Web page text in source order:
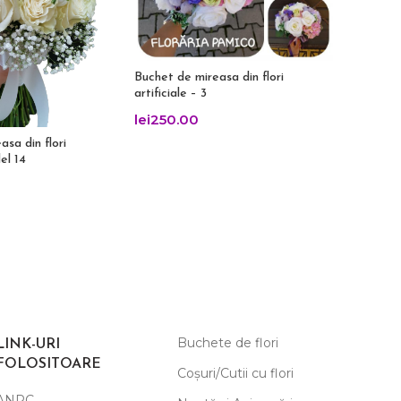
din flori
14
Buchet de mireasa din flori
artificiale – 3
lei250.00
URI
Buchete de flori
Coșuri/Cutii cu flori